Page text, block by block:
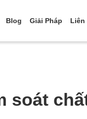
Blog Giải Pháp Liên
soát